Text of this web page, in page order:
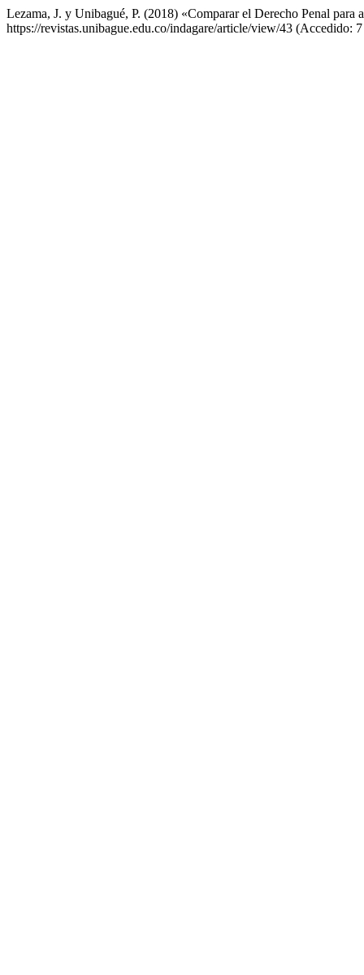
Lezama, J. y Unibagué, P. (2018) «Comparar el Derecho Penal para
https://revistas.unibague.edu.co/indagare/article/view/43 (Accedido: